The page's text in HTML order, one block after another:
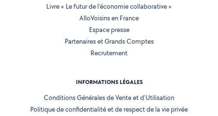
Livre « Le futur de l'économie collaborative »
AlloVoisins en France
Espace presse
Partenaires et Grands Comptes
Recrutement
INFORMATIONS LÉGALES
Conditions Générales de Vente et d'Utilisation
Politique de confidentialité et de respect de la vie privée